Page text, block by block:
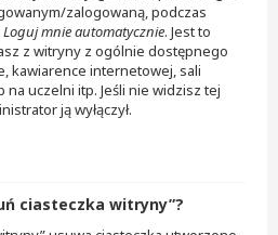
zalogowaną, podczas
Loguj mnie automatycznie. Jest to
z witryny z ogólnie dostępnego
kawiarence internetowej, sali
uczelni itp. Jeśli nie widzisz tej
ją wyłączył.
ciasteczka witryny”?